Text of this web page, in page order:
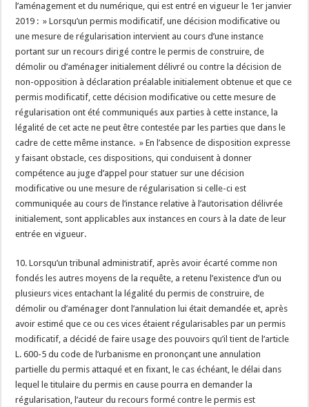
l’aménagement et du numérique, qui est entré en vigueur le 1er janvier
2019 : » Lorsqu’un permis modificatif, une décision modificative ou
une mesure de régularisation intervient au cours d’une instance
portant sur un recours dirigé contre le permis de construire, de
démolir ou d’aménager initialement délivré ou contre la décision de
non-opposition à déclaration préalable initialement obtenue et que ce
permis modificatif, cette décision modificative ou cette mesure de
régularisation ont été communiqués aux parties à cette instance, la
légalité de cet acte ne peut être contestée par les parties que dans le
cadre de cette même instance. » En l’absence de disposition expresse
y faisant obstacle, ces dispositions, qui conduisent à donner
compétence au juge d’appel pour statuer sur une décision
modificative ou une mesure de régularisation si celle-ci est
communiquée au cours de l’instance relative à l’autorisation délivrée
initialement, sont applicables aux instances en cours à la date de leur
entrée en vigueur.
10. Lorsqu’un tribunal administratif, après avoir écarté comme non
fondés les autres moyens de la requête, a retenu l’existence d’un ou
plusieurs vices entachant la légalité du permis de construire, de
démolir ou d’aménager dont l’annulation lui était demandée et, après
avoir estimé que ce ou ces vices étaient régularisables par un permis
modificatif, a décidé de faire usage des pouvoirs qu’il tient de l’article
L. 600-5 du code de l’urbanisme en prononçant une annulation
partielle du permis attaqué et en fixant, le cas échéant, le délai dans
lequel le titulaire du permis en cause pourra en demander la
régularisation, l’auteur du recours formé contre le permis est